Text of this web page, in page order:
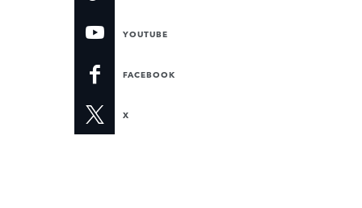
YOUTUBE
FACEBOOK
X